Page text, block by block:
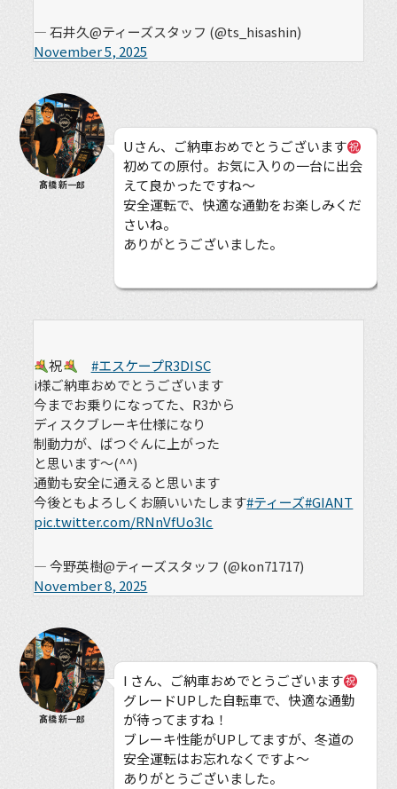
— 石井久@ティーズスタッフ (@ts_hisashin)
November 5, 2025
髙橋 新一郎
Uさん、ご納車おめでとうございます
初めての原付。お気に入りの一台に出会
えて良かったですね〜
安全運転で、快適な通勤をお楽しみくだ
さいね。
ありがとうございました。
祝
#エスケープR3DISC
i様ご納車おめでとうございます
今までお乗りになってた、R3から
ディスクブレーキ仕様になり
制動力が、ばつぐんに上がった
と思います〜(^^)
通勤も安全に通えると思います
今後ともよろしくお願いいたします#ティーズ#GIANT
pic.twitter.com/RNnVfUo3lc
— 今野英樹@ティーズスタッフ (@kon71717)
November 8, 2025
髙橋 新一郎
I さん、ご納車おめでとうございます
グレードUPした自転車で、快適な通勤
が待ってますね！
ブレーキ性能がUPしてますが、冬道の
安全運転はお忘れなくですよ〜
ありがとうございました。